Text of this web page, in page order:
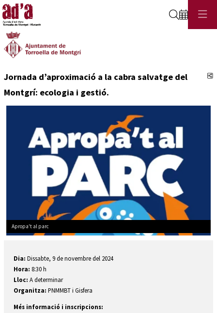
Cerca
Jornada d’aproximació a la cabra salvatge del
Montgrí: ecologia i gestió.
Apropa't al parc
Dia: Dissabte, 9 de novembre del 2024
Hora: 8:30 h
Lloc: A determinar
Organitza: PNMMBT i Gisfera
Més informació i inscripcions: